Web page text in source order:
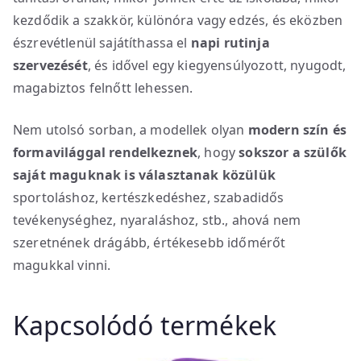
kezdődik a szakkör, különóra vagy edzés, és eközben
észrevétlenül sajátíthassa el napi rutinja
szervezését, és idővel egy kiegyensúlyozott, nyugodt,
magabiztos felnőtt lehessen.
Nem utolsó sorban, a modellek olyan modern szín és
formavilággal rendelkeznek, hogysokszor a szülők
saját maguknak is választanak közülük
sportoláshoz, kertészkedéshez, szabadidős
tevékenységhez, nyaraláshoz, stb., ahová nem
szeretnének drágább, értékesebb időmérőt
magukkal vinni.
Kapcsolódó termékek